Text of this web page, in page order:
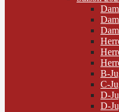
B-
C-
D-
D-